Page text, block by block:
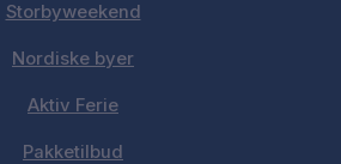
Storbyweekend
Nordiske byer
Aktiv Ferie
Pakketilbud